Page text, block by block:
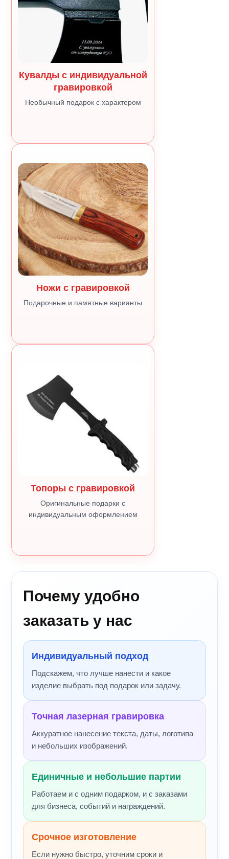
Кувалды с индивидуальной
гравировкой
Необычный подарок с характером
Ножи с гравировкой
Подарочные и памятные варианты
Топоры с гравировкой
Оригинальные подарки с
индивидуальным оформлением
Почему удобно
заказать у нас
Индивидуальный подход
Подскажем, что лучше нанести и какое
изделие выбрать под подарок или задачу.
Точная лазерная гравировка
Аккуратное нанесение текста, даты, логотипа
и небольших изображений.
Единичные и небольшие партии
Работаем и с одним подарком, и с заказами
для бизнеса, событий и награждений.
Срочное изготовление
Если нужно быстро, уточним сроки и